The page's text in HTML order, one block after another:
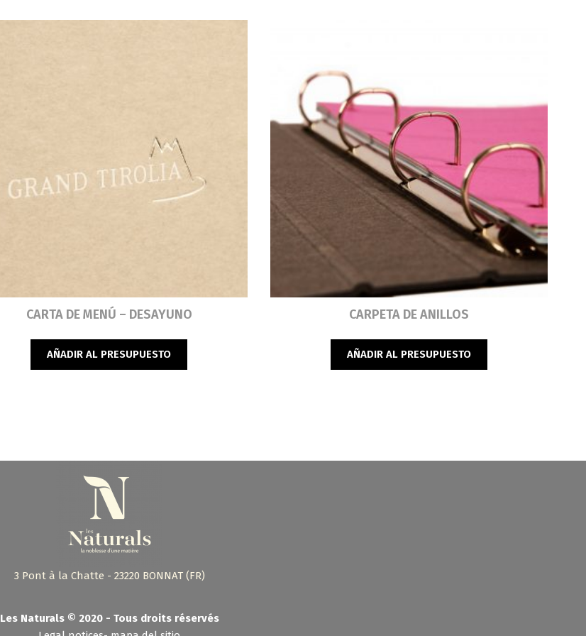
CARTA DE MENÚ – DESAYUNO
AÑADIR AL PRESUPUESTO
CARPETA DE ANILLOS
AÑADIR AL PRESUPUESTO
3 Pont à la Chatte - 23220 BONNAT (FR)
Les Naturals © 2020 - Tous droits réservés